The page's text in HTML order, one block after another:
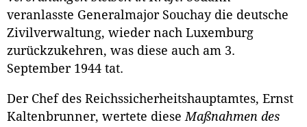
veranlasste Generalmajor Souchay die deutsche
Zivilverwaltung, wieder nach Luxemburg
zurückzukehren, was diese auch am 3.
September 1944 tat.
Der Chef des Reichssicherheitshauptamtes, Ernst
Kaltenbrunner, wertete dieseMaßnahmen des